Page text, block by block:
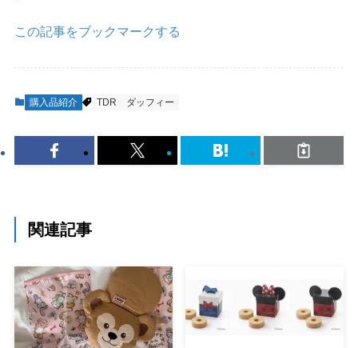
この記事をブックマークする
購入品紹介 TDR ダッフィー
関連記事